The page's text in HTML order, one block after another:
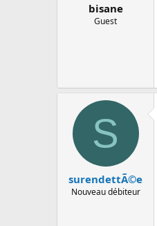
bisane
Guest
S
surendettÃ©e
Nouveau débiteur